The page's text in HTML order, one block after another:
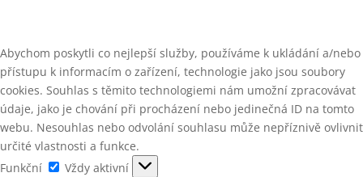
Abychom poskytli co nejlepší služby, používáme k ukládání a/nebo
přístupu k informacím o zařízení, technologie jako jsou soubory
cookies. Souhlas s těmito technologiemi nám umožní zpracovávat
údaje, jako je chování při procházení nebo jedinečná ID na tomto
webu. Nesouhlas nebo odvolání souhlasu může nepříznivě ovlivnit
určité vlastnosti a funkce.
Funkční
Funkční
Vždy aktivní